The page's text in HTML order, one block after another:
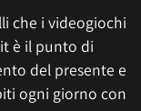
che i videogiochi
è il punto di
del presente e
ogni giorno con